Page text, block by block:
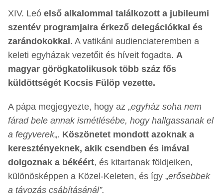
XIV. Leó első alkalommal találkozott a jubileumi
szentév programjaira érkező delegációkkal és
zarándokokkal . A vatikáni audienciateremben a
keleti egyházak vezetőit és híveit fogadta. A
magyar görögkatolikusok több száz fős
küldöttségét Kocsis Fülöp vezette.
A pápa megjegyezte, hogy az „egyház soha nem
fárad bele annak ismétlésébe, hogy hallgassanak el
a fegyverek„. Köszönetet mondott azoknak a
keresztényeknek, akik csendben és imával
dolgoznak a békéért, és kitartanak földjeiken,
különösképpen a Közel-Keleten, és így „erősebbek
a távozás csábításánál”.